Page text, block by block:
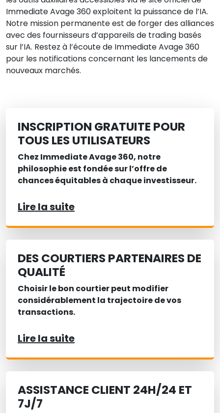
Immediate Avage 360 exploitent la puissance de l’IA.
Notre mission permanente est de forger des alliances
avec des fournisseurs d’appareils de trading basés
sur l’IA. Restez à l’écoute de Immediate Avage 360
pour les notifications concernant les lancements de
nouveaux marchés.
INSCRIPTION GRATUITE POUR
TOUS LES UTILISATEURS
Chez Immediate Avage 360, notre
philosophie est fondée sur l’offre de
chances équitables à chaque investisseur.
Lire la suite
DES COURTIERS PARTENAIRES DE
QUALITÉ
Choisir le bon courtier peut modifier
considérablement la trajectoire de vos
transactions.
Lire la suite
ASSISTANCE CLIENT 24H/24 ET
7J/7